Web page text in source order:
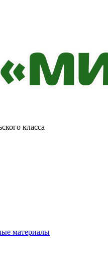
класса
материалы